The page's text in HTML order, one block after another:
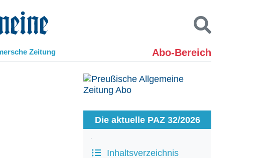
Zeitung Abo-Bereich
Kontakt
Die aktuelle PAZ 32/2026
Inhaltsverzeichnis